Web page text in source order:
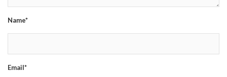
Name*
Email*